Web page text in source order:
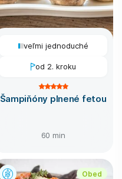
veľmi jednoduché
od 2. kroku
Šampiňóny plnené fetou
60 min
Obed